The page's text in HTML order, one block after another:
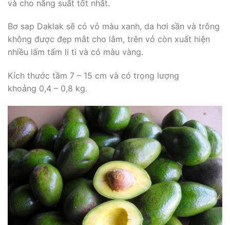
và cho năng suất tốt nhất.
Bơ sap Daklak sẽ có vỏ màu xanh, da hơi sần và trông
không được đẹp mắt cho lắm, trên vỏ còn xuất hiện
nhiều lấm tấm li ti và có màu vàng.
Kích thước tầm 7 – 15 cm và có trọng lượng
khoảng 0,4 – 0,8 kg.